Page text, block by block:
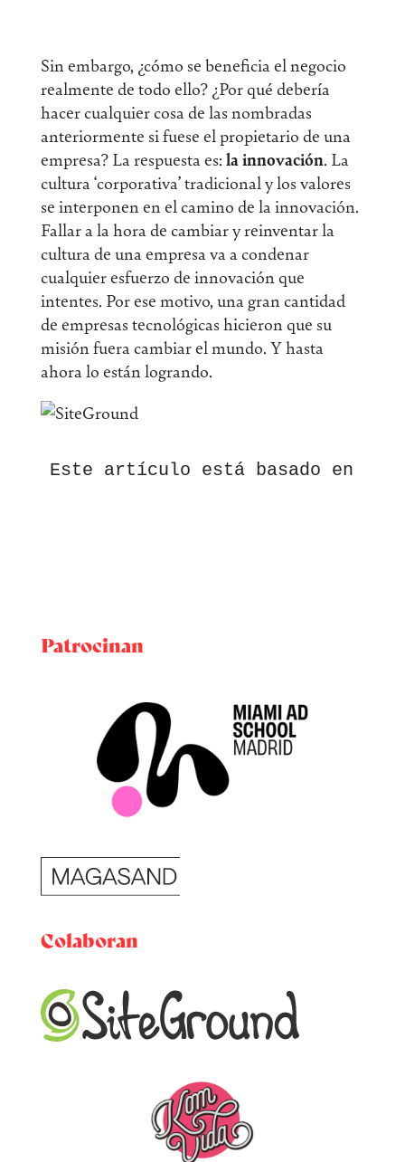
Sin embargo, ¿cómo se beneficia el negocio
realmente de todo ello? ¿Por qué debería
hacer cualquier cosa de las nombradas
anteriormente si fuese el propietario de una
empresa? La respuesta es: la innovación. La
cultura ‘corporativa’ tradicional y los valores
se interponen en el camino de la innovación.
Fallar a la hora de cambiar y reinventar la
cultura de una empresa va a condenar
cualquier esfuerzo de innovación que
intentes. Por ese motivo, una gran cantidad
de empresas tecnológicas hicieron que su
misión fuera cambiar el mundo. Y hasta
ahora lo están logrando.
Este artículo está basado en
Patrocinan
Colaboran